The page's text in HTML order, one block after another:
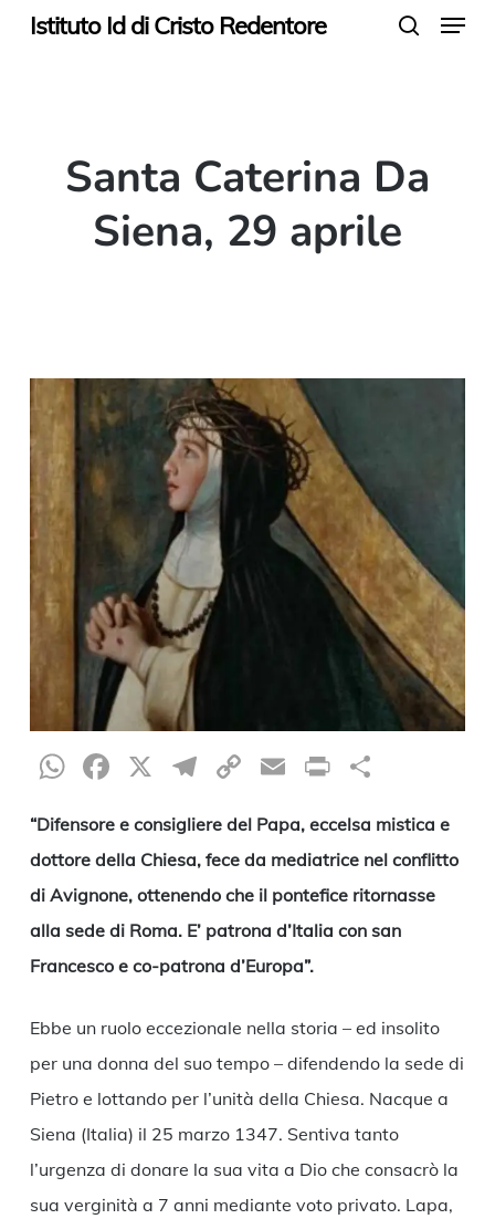
SkipIstituto Id di Cristo Redentore Menu
Santa Caterina Da
Siena, 29 aprile
WhatsApp
Facebook
X Telegram
CopyEmailPrint
“Difensore e consigliere del Papa, eccelsa mistica e
dottore della Chiesa, fece da mediatrice nel conflitto
di Avignone, ottenendo che il pontefice ritornasse
alla sede di Roma. E’ patrona d’Italia con san
Francesco e co-patrona d’Europa”.
Ebbe un ruolo eccezionale nella storia – ed insolito
per una donna del suo tempo – difendendo la sede di
Pietro e lottando per l’unità della Chiesa. Nacque a
Siena (Italia) il 25 marzo 1347. Sentiva tanto
l’urgenza di donare la sua vita a Dio che consacrò la
sua verginità a 7 anni mediante voto privato. Lapa,